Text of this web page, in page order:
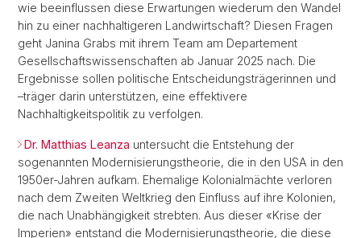
wie beeinflussen diese Erwartungen wiederum den Wandel
hin zu einer nachhaltigeren Landwirtschaft? Diesen Fragen
geht Janina Grabs mit ihrem Team am Departement
Gesellschaftswissenschaften ab Januar 2025 nach. Die
Ergebnisse sollen politische Entscheidungsträgerinnen und
–träger darin unterstützen, eine effektivere
Nachhaltigkeitspolitik zu verfolgen.
Dr. Matthias Leanza untersucht die Entstehung der
sogenannten Modernisierungstheorie, die in den USA in den
1950er-Jahren aufkam. Ehemalige Kolonialmächte verloren
nach dem Zweiten Weltkrieg den Einfluss auf ihre Kolonien,
die nach Unabhängigkeit strebten. Aus dieser «Krise der
Imperien» entstand die Modernisierungstheorie, die diese